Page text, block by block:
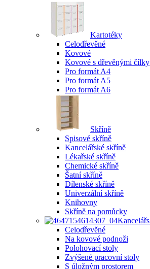
Kartotéky
Celodřevěné
Kovové
Kovové s dřevěnými čílky
Pro formát A4
Pro formát A5
Pro formát A6
Skříně
Spisové skříně
Kancelářské skříně
Lékařské skříně
Chemické skříně
Šatní skříně
Dílenské skříně
Univerzální skříně
Knihovny
Skříně na pomůcky
Celodřevěné
Na kovové podnoži
Polohovací stoly
Zvýšené pracovní stoly
S úložným prostorem